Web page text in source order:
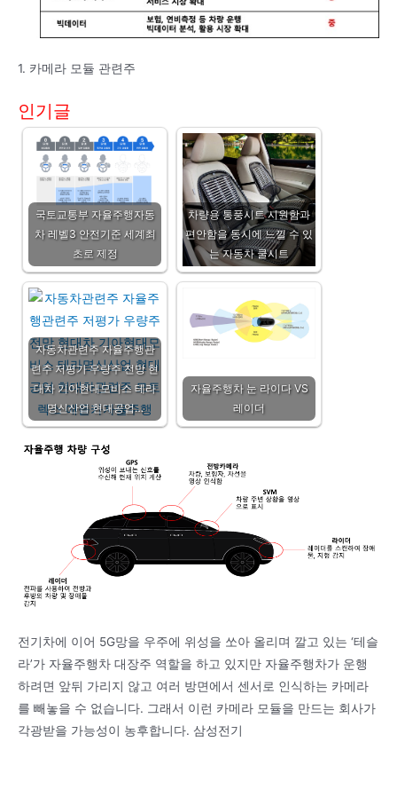
1. 카메라 모듈 관련주
인기글
국토교통부 자율주행자동
차 레벨3 안전기준 세계최
초로 제정
차량용 통풍시트 시원함과
편안함을 동시에 느낄 수 있
는 자동차 쿨시트
자동차관련주 자율주행관
련주 저평가 우량주 전망 현
대차 기아현대모비스 테라
명신산업 현대공업…
자율주행차 눈 라이다 VS
레이더
전기차에 이어 5G망을 우주에 위성을 쏘아 올리며 깔고 있는 ‘테슬
라’가 자율주행차 대장주 역할을 하고 있지만 자율주행차가 운행
하려면 앞뒤 가리지 않고 여러 방면에서 센서로 인식하는 카메라
를 빼놓을 수 없습니다. 그래서 이런 카메라 모듈을 만드는 회사가
각광받을 가능성이 농후합니다. 삼성전기